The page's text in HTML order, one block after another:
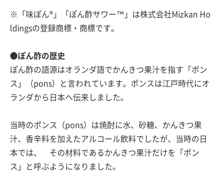
※「味ぽん®」「ぽん酢サワー™」は株式会社Mizkan Ho
ldingsの登録商標・商標です。
●ぽん酢の歴史
ぽん酢の語源はオランダ語でかんきつ果汁を指す「ポン
ス」（pons）と言われています。ポンスは江戸時代にオ
ランダから日本へ伝来しました。
当時のポンス（pons）は焼酎に水、砂糖、かんきつ果
汁、香辛料を加えたアルコール飲料でしたが、当時の日
本では、 その材料であるかんきつ果汁だけを「ポン
ス」と呼ぶようになりました。